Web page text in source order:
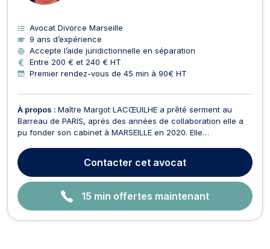
Avocat Divorce Marseille
9 ans d’expérience
Accepte l’aide juridictionnelle en séparation
Entre 200 € et 240 € HT
Premier rendez-vous de 45 min à 90€ HT
À propos : Maître Margot LACŒUILHE a prêté serment au
Barreau de PARIS, après des années de collaboration elle a
pu fonder son cabinet à MARSEILLE en 2020. Elle
ainsi que les entrepreneurs dans la défense de leurs droits,
avec une approche fondée sur l'écoute, la réactivité e...
Contacter cet avocat
15 min offertes maintenant